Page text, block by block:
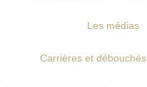
Les médias
Carrières et débouchés